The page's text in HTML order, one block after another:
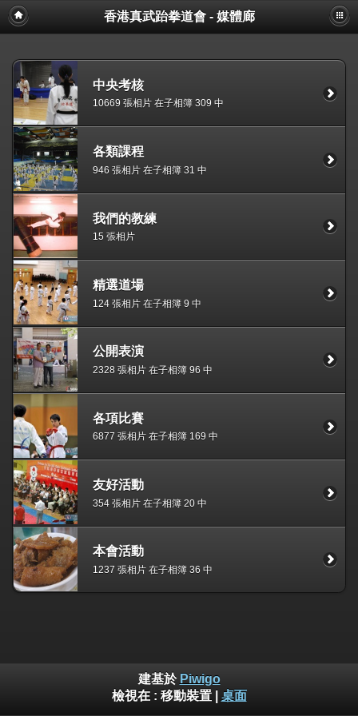
香港真武跆拳道會 - 媒體廊
中央考核
10669 張相片 在子相簿 309 中
各類課程
946 張相片 在子相簿 31 中
我們的教練
15 張相片
精選道場
124 張相片 在子相簿 9 中
公開表演
2328 張相片 在子相簿 96 中
各項比賽
6877 張相片 在子相簿 169 中
友好活動
354 張相片 在子相簿 20 中
本會活動
1237 張相片 在子相簿 36 中
建基於 Piwigo
檢視在 : 移動裝置| 桌面